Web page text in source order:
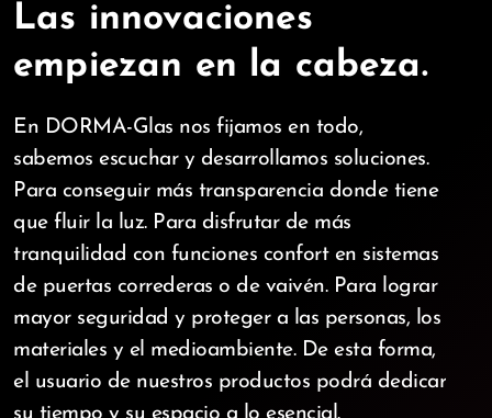
Las innovaciones
empiezan en la cabeza.
En DORMA-Glas nos fijamos en todo,
sabemos escuchar y desarrollamos soluciones.
Para conseguir más transparencia donde tiene
que fluir la luz. Para disfrutar de más
tranquilidad con funciones confort en sistemas
de puertas correderas o de vaivén. Para lograr
mayor seguridad y proteger a las personas, los
materiales y el medioambiente. De esta forma,
el usuario de nuestros productos podrá dedicar
su tiempo y su espacio a lo esencial.